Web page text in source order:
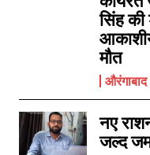
सिंह की
मौत
औरंगाबाद
नए
जल्द